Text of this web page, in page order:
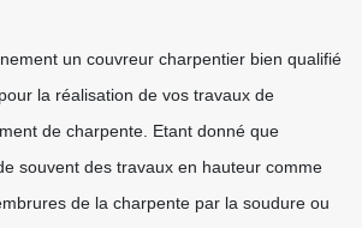
un couvreur charpentier bien qualifié
la réalisation de vos travaux de
de charpente. Etant donné que
souvent des travaux en hauteur comme
de la charpente par la soudure ou